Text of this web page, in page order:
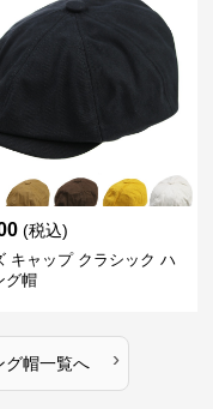
(税込)
キャップ クラシック ハ
グ帽
グ帽一覧へ ›